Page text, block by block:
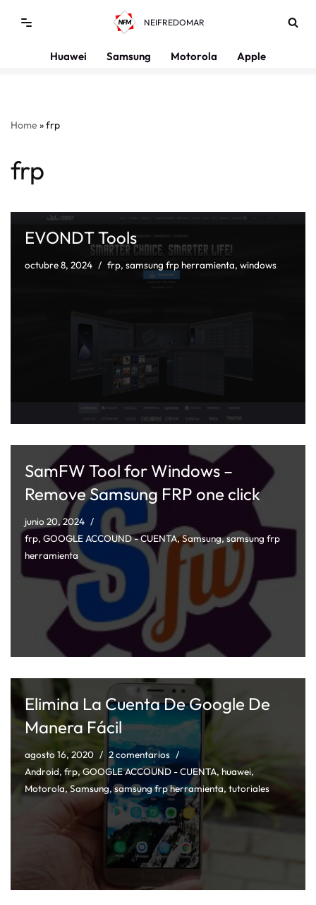
NEIFREDOMAR
Huawei Samsung Motorola Apple
Home »frp
frp
EVONDT Tools
octubre 8, 2024 frp, samsung frp herramienta, windows
SamFW Tool for Windows –
Remove Samsung FRP one click
junio 20, 2024
frp, GOOGLE ACCOUND - CUENTA,Samsung,samsung frp
herramienta
Elimina La Cuenta De Google De
Manera Fácil
agosto 16, 2020
2 comentarios
Android, frp, GOOGLE ACCOUND - CUENTA, huawei,
Motorola,Samsung,samsung frp herramienta, tutoriales